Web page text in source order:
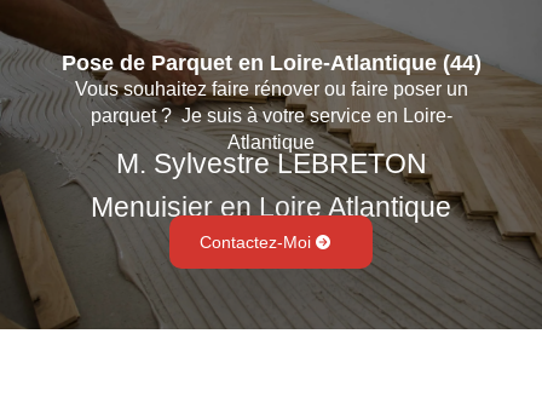
Pose de Parquet en Loire-Atlantique (44)
Vous souhaitez faire rénover ou faire poser un
parquet ? Je suis à votre service en Loire-
Atlantique
M. Sylvestre LEBRETON
Menuisier en Loire Atlantique
Contactez-Moi